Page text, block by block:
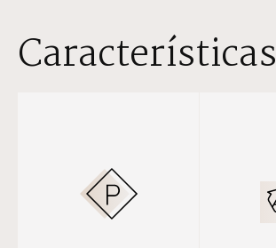
Características